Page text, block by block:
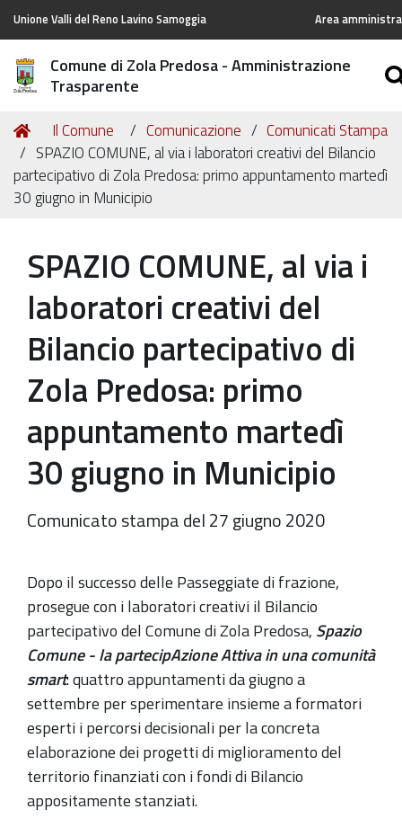
Unione Valli del Reno Lavino Samoggia Area
Comune di Zola Predosa - Amministrazione
Trasparente
Tu
sei
qui:
Home
Il Comune Comunicazione
Comunicati Stampa
SPAZIO COMUNE, al via i laboratori creativi del Bilancio
partecipativo di Zola Predosa: primo appuntamento martedì
30 giugno in Municipio
SPAZIO COMUNE, al via i
laboratori creativi del
Bilancio partecipativo di
Zola Predosa: primo
appuntamento martedì
30 giugno in Municipio
Comunicato stampa del 27 giugno 2020
Dopo il successo delle Passeggiate di frazione,
prosegue con i laboratori creativi il Bilancio
partecipativo del Comune di Zola Predosa, Spazio
Comune - la partecipAzione Attiva in una comunità
smart: quattro appuntamenti da giugno a
settembre per sperimentare insieme a formatori
esperti i percorsi decisionali per la concreta
elaborazione dei progetti di miglioramento del
territorio finanziati con i fondi di Bilancio
appositamente stanziati.